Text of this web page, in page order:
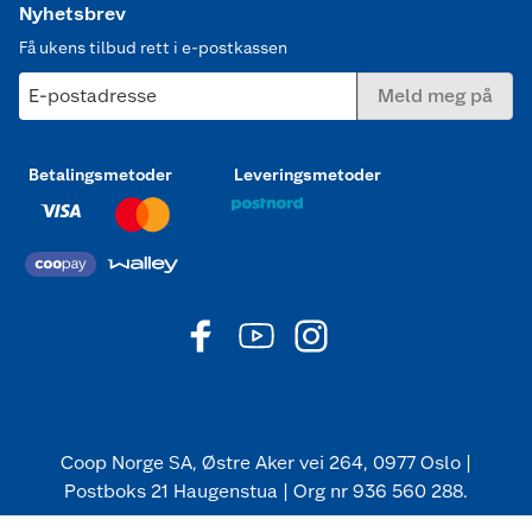
Nyhetsbrev
Få ukens tilbud rett i e-postkassen
E-postadresse Meld meg på
Betalingsmetoder Leveringsmetoder
Coop Norge SA, Østre Aker vei 264, 0977 Oslo |
Postboks 21 Haugenstua | Org nr 936 560 288.